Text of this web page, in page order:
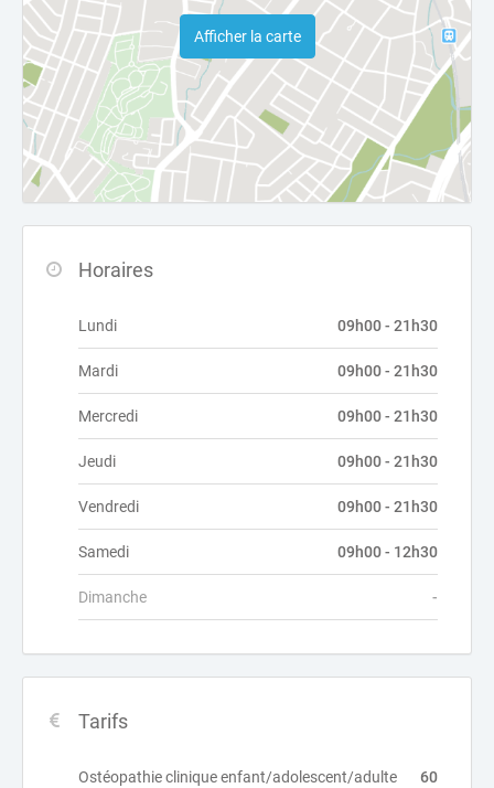
Afficher la carte
Horaires
Lundi 09h00 - 21h30
Mardi 09h00 - 21h30
Mercredi 09h00 - 21h30
Jeudi 09h00 - 21h30
Vendredi 09h00 - 21h30
Samedi 09h00 - 12h30
Dimanche -
Tarifs
Ostéopathie clinique enfant/adolescent/adulte 60